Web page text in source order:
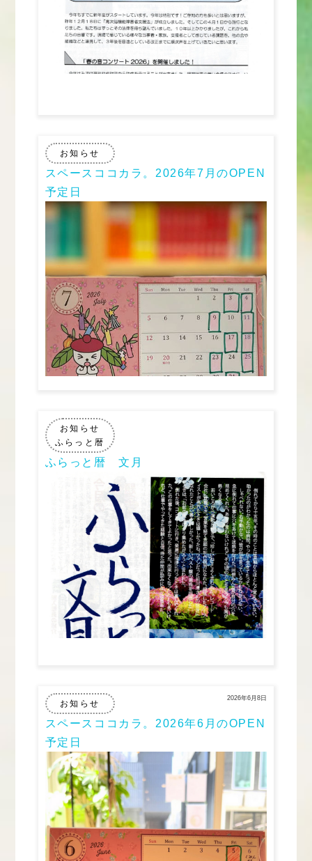
お知らせ
スペースココカラ。2026年7月のOPEN
予定日
お知らせ
ふらっと暦
ふらっと暦 文月
お知らせ
2026年6月8日
スペースココカラ。2026年6月のOPEN
予定日